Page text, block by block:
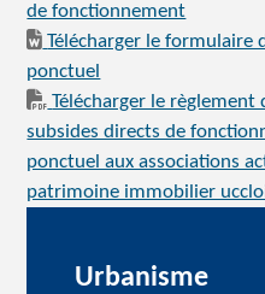
de fonctionnement
Télécharger le formulaire
ponctuel
Télécharger le
subsides directs de
ponctuel aux associations
patrimoine immobilier
Urbanisme